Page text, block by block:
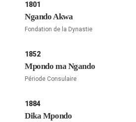
1801
Ngando Akwa
Fondation de la Dynastie
1852
Mpondo ma Ngando
Période Consulaire
1884
Dika Mpondo